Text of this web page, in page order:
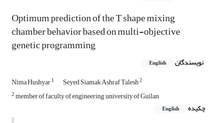
Optimum prediction of the T shape mixing
chamber behavior based on multi-objective
genetic programming
نویسندگان English
Nima Hushyar1 Seyed Siamak Ashraf Talesh2
2member of faculty of engineering, university of Guilan
چکیده
English